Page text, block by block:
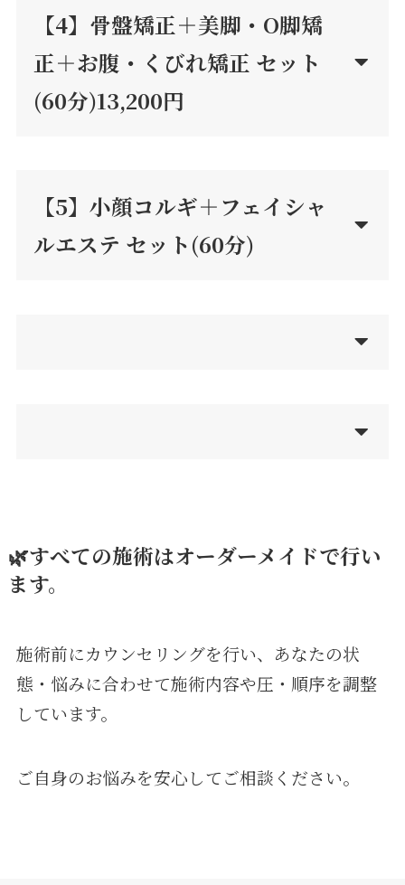
【4】骨盤矯正＋美脚・O脚矯
正＋お腹・くびれ矯正 セット
(60分)13,200円
【5】小顔コルギ＋フェイシャ
ルエステ セット(60分)
🌿すべての施術はオーダーメイドで行い
ます。
施術前にカウンセリングを行い、あなたの状
態・悩みに合わせて施術内容や圧・順序を調整
しています。
ご自身のお悩みを安心してご相談ください。